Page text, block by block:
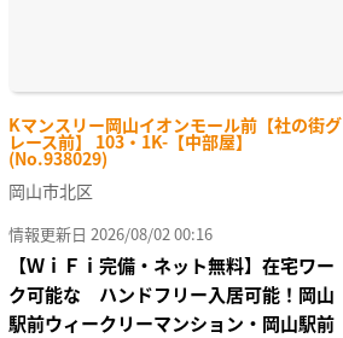
Kマンスリー岡山イオンモール前【社の街グ
レース前】 103・1K-【中部屋】
(No.938029)
岡山市北区
情報更新日 2026/08/02 00:16
【ＷｉＦｉ完備・ネット無料】在宅ワー
ク可能な ハンドフリー入居可能！岡山
駅前ウィークリーマンション・岡山駅前